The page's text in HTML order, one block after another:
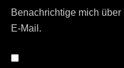
Benachrichtige mich
E-Mail.